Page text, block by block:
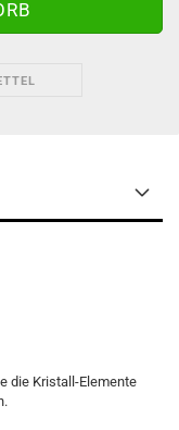
die Kristall-Elemente